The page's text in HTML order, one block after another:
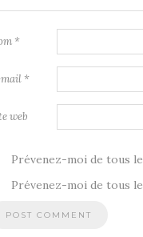
*
*
web
Prévenez-moi de tous
Prévenez-moi de tous